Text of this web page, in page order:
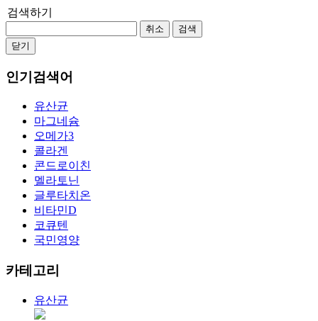
검색하기
취소
검색
닫기
인기검색어
유산균
마그네슘
오메가3
콜라겐
콘드로이친
멜라토닌
글루타치온
비타민D
코큐텐
국민영양
카테고리
유산균